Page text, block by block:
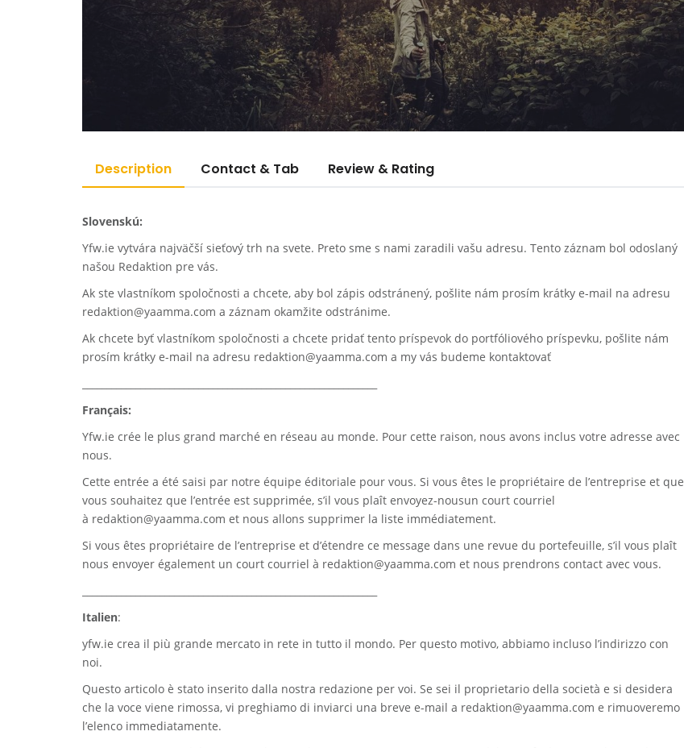
Description Contact & Tab Review & Rating
Slovenskú:
Yfw.ie vytvára najväčší sieťový trh na svete. Preto sme s nami zaradili vašu adresu. Tento záznam bol odoslaný
našou Redaktion pre vás.
Ak ste vlastníkom spoločnosti a chcete, aby bol zápis odstránený, pošlite nám prosím krátky e-mail na adresu
redaktion@yaamma.com a záznam okamžite odstránime.
Ak chcete byť vlastníkom spoločnosti a chcete pridať tento príspevok do portfóliového príspevku, pošlite nám
prosím krátky e-mail na adresu redaktion@yaamma.com a my vás budeme kontaktovať
Français:
Yfw.ie crée le plus grand marché en réseau au monde. Pour cette raison, nous avons inclus votre adresse avec
nous.
Cette entrée a été saisi par notre équipe éditoriale pour vous. Si vous êtes le propriétaire de l’entreprise et que
vous souhaitez que l’entrée est supprimée, s’il vous plaît envoyez-nousun court courriel
à redaktion@yaamma.com et nous allons supprimer la liste immédiatement.
Si vous êtes propriétaire de l’entreprise et d’étendre ce message dans une revue du portefeuille, s’il vous plaît
nous envoyer également un court courriel à redaktion@yaamma.com et nous prendrons contact avec vous.
Italien:
yfw.ie crea il più grande mercato in rete in tutto il mondo. Per questo motivo, abbiamo incluso l’indirizzo con
noi.
Questo articolo è stato inserito dalla nostra redazione per voi. Se sei il proprietario della società e si desidera
che la voce viene rimossa, vi preghiamo di inviarci una breve e-mail a redaktion@yaamma.com e rimuoveremo
l’elenco immediatamente.